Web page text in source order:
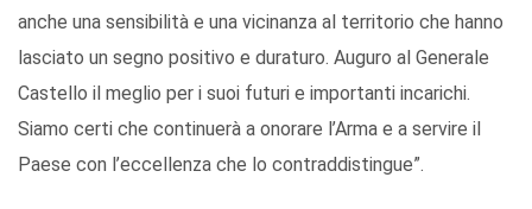
anche una sensibilità e una vicinanza al territorio che hanno
lasciato un segno positivo e duraturo. Auguro al Generale
Castello il meglio per i suoi futuri e importanti incarichi.
Siamo certi che continuerà a onorare l’Arma e a servire il
Paese con l’eccellenza che lo contraddistingue”.